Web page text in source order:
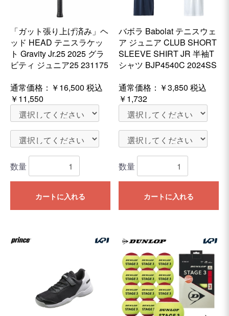
「ガット張り上げ済み」ヘ
ッド HEAD テニスラケッ
ト Gravity Jr.25 2025 グラ
ビティ ジュニア25 231175
通常価格： ￥16,500 税込
￥11,550
数量
カートに入れる
バボラ Babolat テニスウェ
ア ジュニア CLUB SHORT
SLEEVE SHIRT JR 半袖T
シャツ BJP4540C 2024SS
通常価格： ￥3,850 税込
￥1,732
数量
カートに入れる